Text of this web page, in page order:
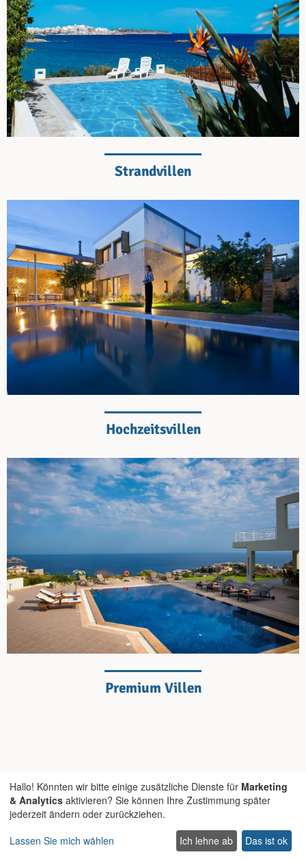
Strandvillen
Hochzeitsvillen
Premium Villen
travellers diary
Hallo! Könnten wir bitte einige zusätzliche Dienste für Marketing
& Analytics aktivieren? Sie können Ihre Zustimmung später
jederzeit ändern oder zurückziehen.
Lassen Sie mich wählen
Ich lehne ab Das ist ok